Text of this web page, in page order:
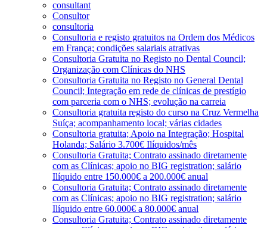
consultant
Consultor
consultoria
Consultoria e registo gratuitos na Ordem dos Médicos
em França; condições salariais atrativas
Consultoria Gratuita no Registo no Dental Council;
Organização com Clínicas do NHS
Consultoria Gratuita no Registo no General Dental
Council; Integração em rede de clínicas de prestígio
com parceria com o NHS; evolução na carreia
Consultoria gratuita registo do curso na Cruz Vermelha
Suíça; acompanhamento local; várias cidades
Consultoria gratuita; Apoio na Integração; Hospital
Holanda; Salário 3.700€ Ilíquidos/mês
Consultoria Gratuita; Contrato assinado diretamente
com as Clínicas; apoio no BIG registration; salário
Ilíquido entre 150.000€ a 200.000€ anual
Consultoria Gratuita; Contrato assinado diretamente
com as Clínicas; apoio no BIG registration; salário
Ilíquido entre 60.000€ a 80.000€ anual
Consultoria Gratuita; Contrato assinado diretamente